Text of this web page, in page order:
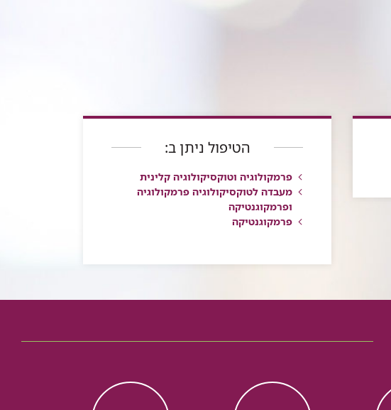
הטיפול ניתן ב:
פרמקולוגיה וטוקסיקולוגיה קלינית
מעבדה לטוקסיקולוגיה פרמקולוגיה
ופרמקוגנטיקה
פרמקוגנטיקה